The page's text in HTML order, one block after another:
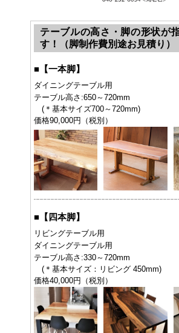
テーブルの高さ・脚の形状が
す！（脚制作費別途お見積り）
■ 【一本脚】
ダイニングテーブル用
テーブル高さ:650～720mm
(＊基本サイズ700～720mm)
価格90,000円（税別）
■ 【四本脚】
リビングテーブル用
ダイニングテーブル用
テーブル高さ:330～720mm
(＊基本サイズ：リビング 450mm)
価格40,000円（税別）